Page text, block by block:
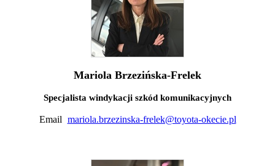
Mariola Brzezińska-Frelek
Specjalista windykacji szkód komunikacyjnych
Email mariola.brzezinska-frelek@toyota-okecie.pl